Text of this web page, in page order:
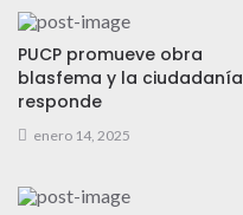
PUCP promueve obra
blasfema y la ciudadanía
responde
enero 14, 2025